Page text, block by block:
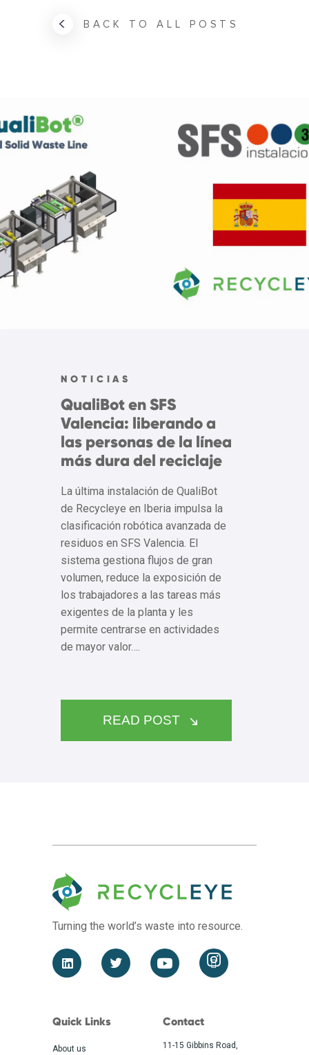
BACK TO ALL POSTS
NOTICIAS
QualiBot en SFS
Valencia: liberando a
las personas de la línea
más dura del reciclaje
La última instalación de QualiBot
de Recycleye en Iberia impulsa la
clasificación robótica avanzada de
residuos en SFS Valencia. El
sistema gestiona flujos de gran
volumen, reduce la exposición de
los trabajadores a las tareas más
exigentes de la planta y les
permite centrarse en actividades
de mayor valor….
READ POST
Turning the world’s waste into resource.
Quick Links
About us
Contact
11-15 Gibbins Road,